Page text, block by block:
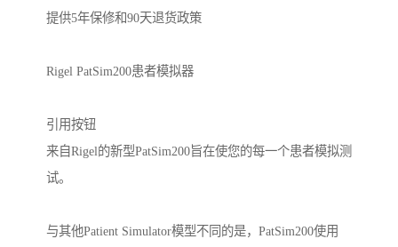
提供5年保修和90天退货政策
Rigel PatSim200患者模拟器
引用按钮
来自Rigel的新型PatSim200旨在使您的每一个患者模拟测
试。
与其他Patient Simulator模型不同的是，PatSim200使用